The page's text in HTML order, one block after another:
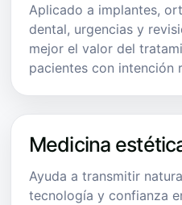
Aplicado a implantes,
dental, urgencias y
mejor el valor del
pacientes con intención
Medicina
Ayuda a transmitir
tecnología y confianza